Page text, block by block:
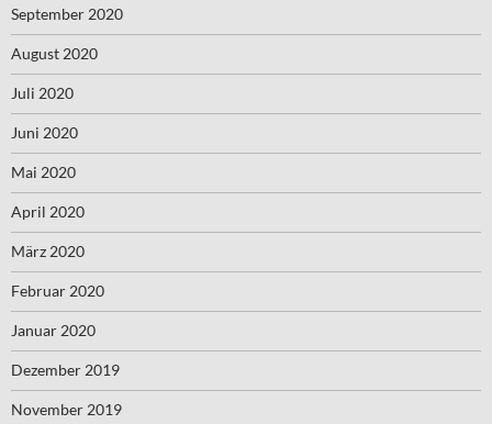
September 2020
August 2020
Juli 2020
Juni 2020
Mai 2020
April 2020
März 2020
Februar 2020
Januar 2020
Dezember 2019
November 2019